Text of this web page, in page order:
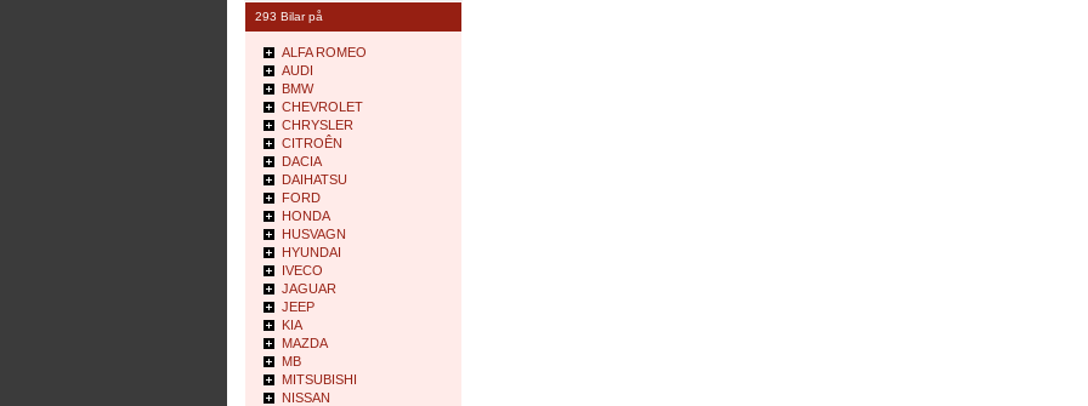
293 Bilar på
ALFA ROMEO
AUDI
BMW
CHEVROLET
CHRYSLER
CITROÊN
DACIA
DAIHATSU
FORD
HONDA
HUSVAGN
HYUNDAI
IVECO
JAGUAR
JEEP
KIA
MAZDA
MB
MITSUBISHI
NISSAN